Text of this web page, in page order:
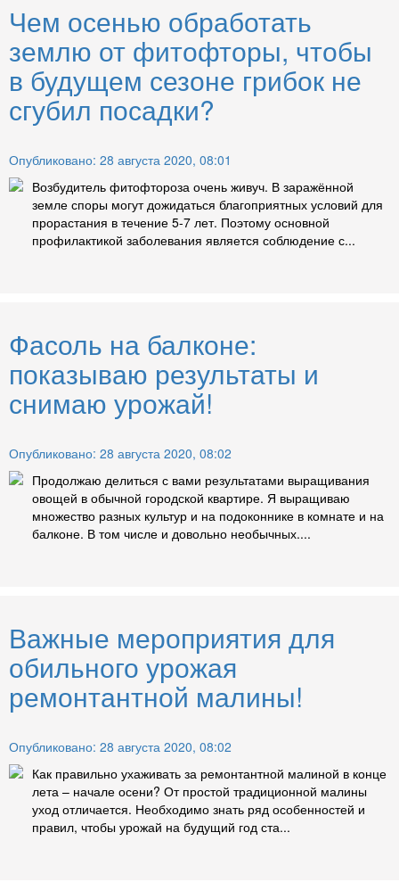
Чем осенью обработать
землю от фитофторы, чтобы
в будущем сезоне грибок не
сгубил посадки?
Опубликовано: 28 августа 2020, 08:01
Возбудитель фитофтороза очень живуч. В заражённой
земле споры могут дожидаться благоприятных условий для
прорастания в течение 5-7 лет. Поэтому основной
профилактикой заболевания является соблюдение с...
Фасоль на балконе:
показываю результаты и
снимаю урожай!
Опубликовано: 28 августа 2020, 08:02
Продолжаю делиться с вами результатами выращивания
овощей в обычной городской квартире. Я выращиваю
множество разных культур и на подоконнике в комнате и на
балконе. В том числе и довольно необычных....
Важные мероприятия для
обильного урожая
ремонтантной малины!
Опубликовано: 28 августа 2020, 08:02
Как правильно ухаживать за ремонтантной малиной в конце
лета – начале осени? От простой традиционной малины
уход отличается. Необходимо знать ряд особенностей и
правил, чтобы урожай на будущий год ста...